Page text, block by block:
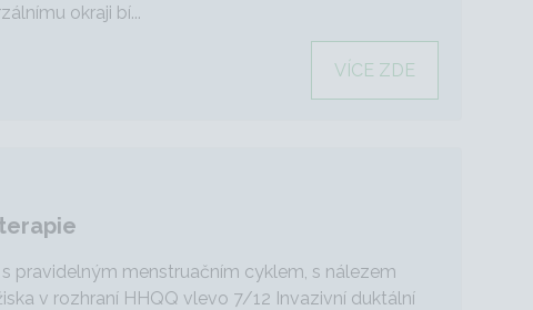
okraji bí...
VÍCE ZDE
pravidelným menstruačním cyklem, s nálezem
v rozhraní HHQQ vlevo 7/12 Invazivní duktální